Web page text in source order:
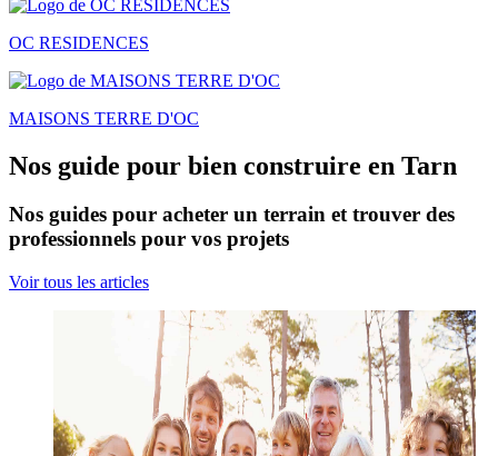
OC RESIDENCES
MAISONS TERRE D'OC
Nos guide pour bien construire en Tarn
Nos guides pour acheter un terrain et trouver des
professionnels pour vos projets
Voir tous les articles